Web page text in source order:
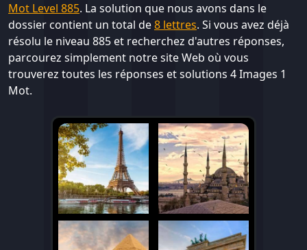
Mot Level 885. La solution que nous avons dans le
dossier contient un total de8 lettres. Si vous avez déjà
résolu le niveau 885 et recherchez d'autres réponses,
parcourez simplement notre site Web où vous
trouverez toutes les réponses et solutions 4 Images 1
Mot.